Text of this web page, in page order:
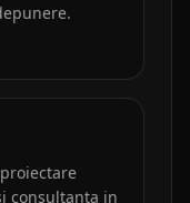
consultanta in